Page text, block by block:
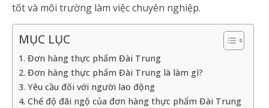
tốt và môi trường làm việc chuyên nghiệp.
MỤC LỤC
1. Đơn hàng thực phẩm Đài Trung
2. Đơn hàng thực phẩm Đài Trung là làm gì?
3. Yêu cầu đối với người lao động
4. Chế độ đãi ngộ của đơn hàng thực phẩm Đài Trung